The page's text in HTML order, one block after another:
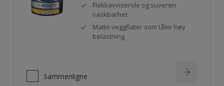
Flekkavvisende og suveren
vaskbarhet
Matte veggflater som tåler høy
belastning
Sammenligne